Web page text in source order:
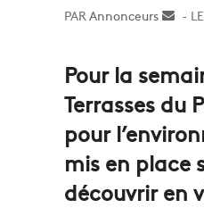
Annonceurs
Pour la
Terrasses du
pour
mis en place
découvrir en